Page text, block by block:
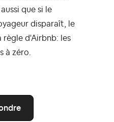
que si le
disparaît, le
règle d'Airbnb: les
à zéro.